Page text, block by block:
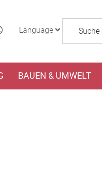
Language
BAUEN & UMWELT